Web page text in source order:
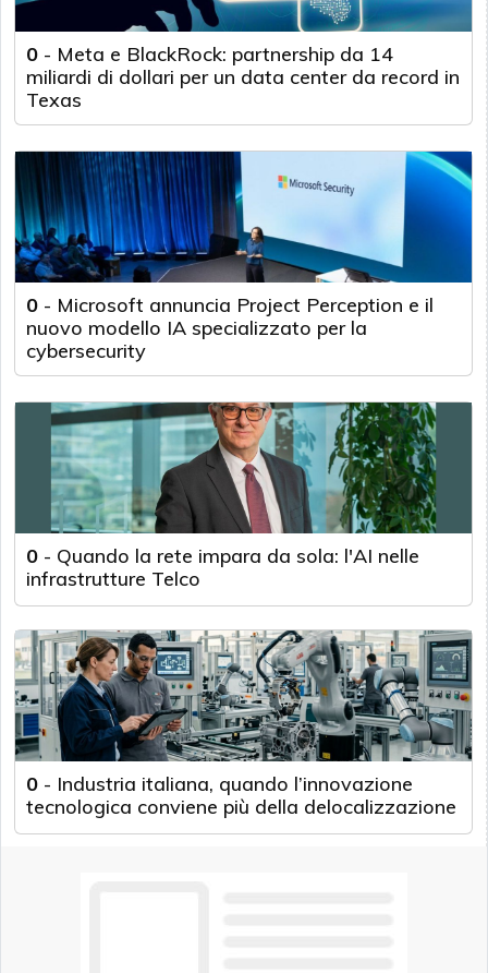
0 - Meta e BlackRock: partnership da 14
miliardi di dollari per un data center da record in
Texas
0 - Microsoft annuncia Project Perception e il
nuovo modello IA specializzato per la
cybersecurity
0 - Quando la rete impara da sola: l'AI nelle
infrastrutture Telco
0 - Industria italiana, quando l’innovazione
tecnologica conviene più della delocalizzazione